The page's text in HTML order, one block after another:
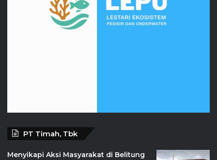
PT Timah, Tbk
Menyikapi Aksi Masyarakat di Belitung